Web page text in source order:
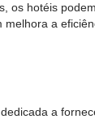
os hotéis
a
, dedicada a